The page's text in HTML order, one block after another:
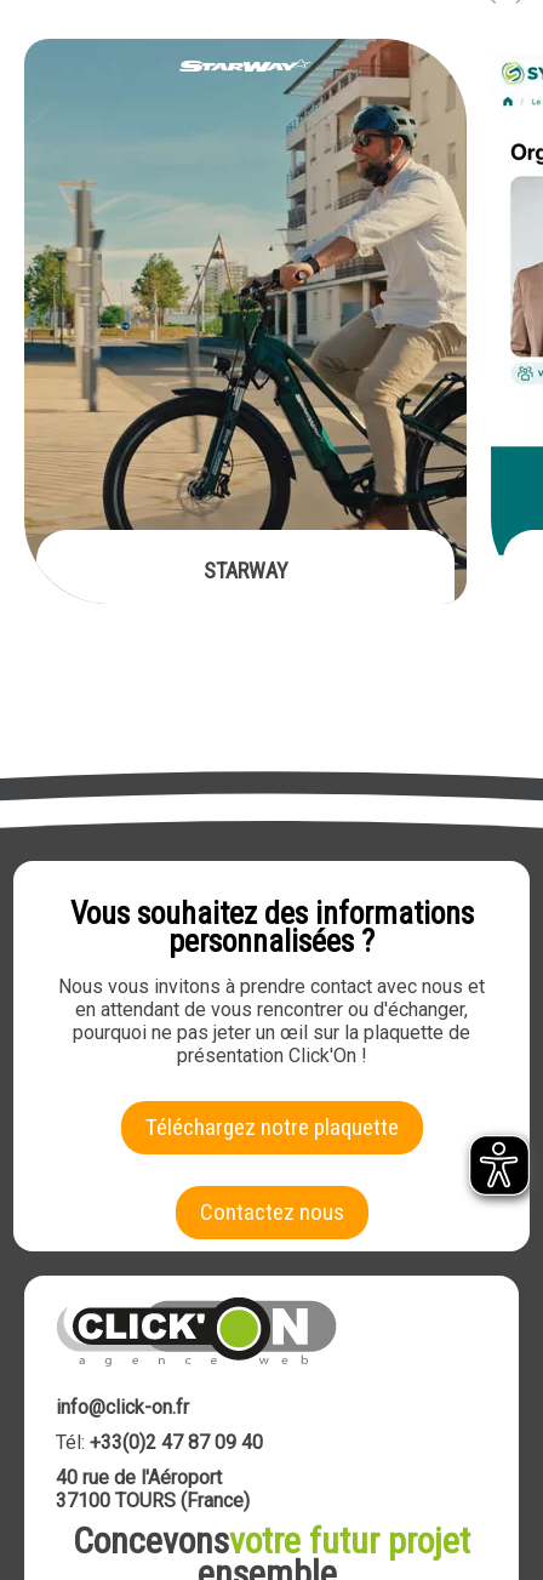
STARWAY
Vous souhaitez des informations
personnalisées ?
Nous vous invitons à prendre contact avec nous et
en attendant de vous rencontrer ou d'échanger,
pourquoi ne pas jeter un œil sur la plaquette de
présentation Click'On !
Téléchargez notre plaquette
Contactez nous
info@click-on.fr
Tél: +33(0)2 47 87 09 40
40 rue de l'Aéroport
37100 TOURS (France)
Concevonsvotre futur projet